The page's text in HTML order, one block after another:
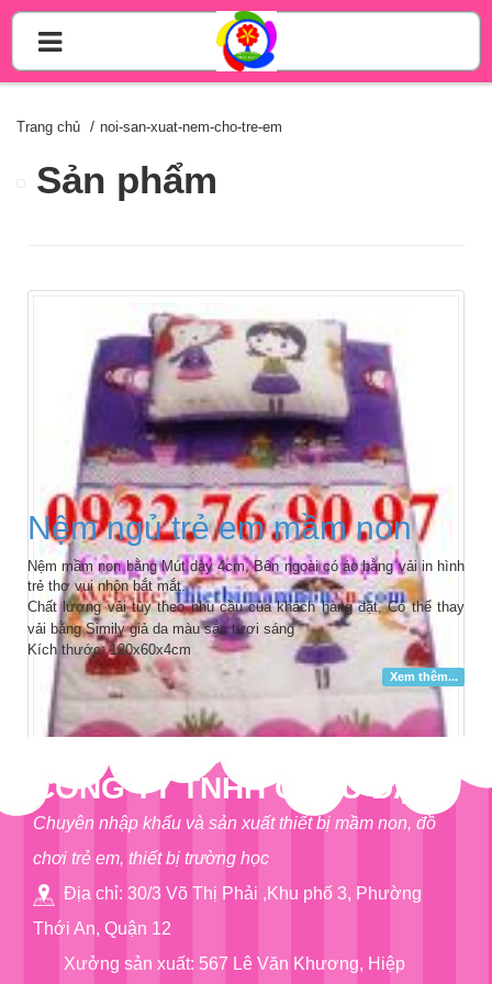
Trang chủ noi-san-xuat-nem-cho-tre-em
Sản phẩm
Nệm ngủ trẻ em mầm non
Nệm mầm non bằng Mút dày 4cm, Bên ngoài có áo bằng vải in hình
trẻ thơ vui nhộn bắt mắt.
Chất lượng vải tùy theo nhu cầu của khách hàng đặt,Có thể thay
vải bằng Simily giả da màu sắc tươi sáng
Kích thước: 120x60x4cm
Xem thêm...
CÔNG TY TNHH CHÂU ĐẠI Á
Chuyên nhập khẩu và sản xuất thiết bị mầm non, đồ
chơi trẻ em, thiết bị trường học
Địa chỉ: 30/3 Võ Thị Phải ,Khu phố 3, Phường
Thới An, Quận 12
Xưởng sản xuất: 567 Lê Văn Khương, Hiệp